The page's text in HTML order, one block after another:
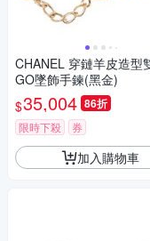
CHANEL 穿鏈羊皮造型
GO墜飾手鍊(黑金)
$35,004 86折
限時下殺 券
加入購物車